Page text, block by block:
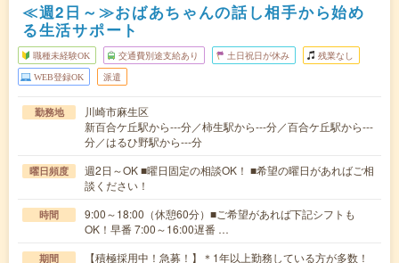
≪週2日～≫おばあちゃんの話し相手から始め
る生活サポート
職種未経験OK 交通費別途支給あり 土日祝日が休み 残業なし
WEB登録OK 派遣
勤務地
川崎市麻生区
新百合ケ丘駅から---分／柿生駅から---分／百合ケ丘駅から---
分／はるひ野駅から---分
曜日頻度
週2日～OK ■曜日固定の相談OK！ ■希望の曜日があればご相
談ください！
時間
9:00～18:00（休憩60分）■ご希望があれば下記シフトも
OK！早番 7:00～16:00遅番 …
期間 【積極採用中！急募！】＊1年以上勤務している方が多数！